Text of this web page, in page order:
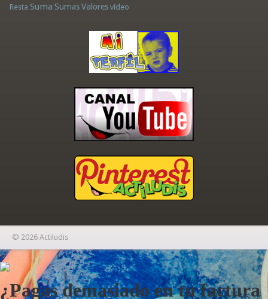
Resta Suma Sumas Valores vídeo
© 2026 Actiludis
×
¿Pagas demasiado en tu factura